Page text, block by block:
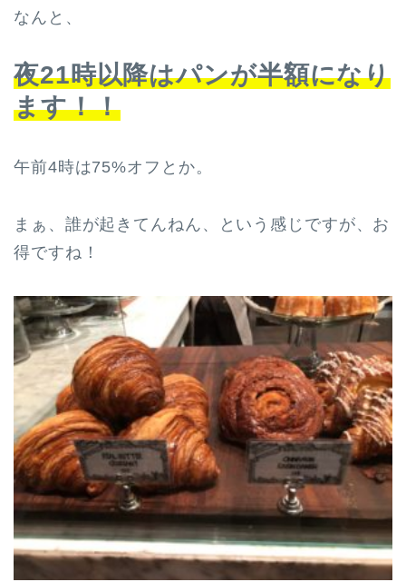
なんと、
夜21時以降はパンが半額になり
ます！！
午前4時は75%オフとか。
まぁ、誰が起きてんねん、という感じですが、お
得ですね！